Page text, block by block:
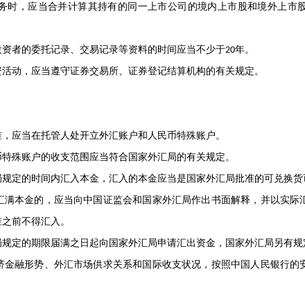
应当合并计算其持有的同一上市公司的境内上市股和境外上市
委托记录、交易记录等资料的时间应当不少于20年。
应当遵守证券交易所、证券登记结算机构的有关规定。
应当在托管人处开立外汇账户和人民币特殊账户。
账户的收支范围应当符合国家外汇局的有关规定。
时间内汇入本金，汇入的本金应当是国家外汇局批准的可兑换货
金的，应当向中国证监会和国家外汇局作出书面解释，并以实际
前不得汇入。
期限届满之日起向国家外汇局申请汇出资金，国家外汇局另有规
形势、外汇市场供求关系和国际收支状况，按照中国人民银行的